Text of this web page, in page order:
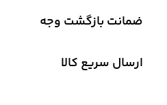
ضمانت بازگشت وجه
ارسال سریع کالا